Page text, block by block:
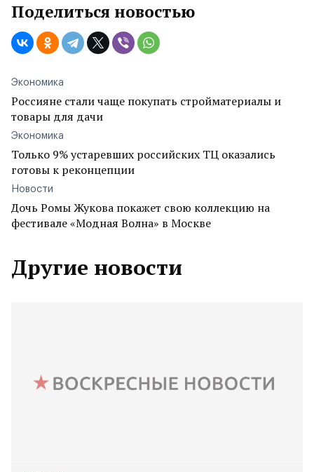
Поделиться новостью
Экономика
Россияне стали чаще покупать стройматериалы и
товары для дачи
Экономика
Только 9% устаревших российских ТЦ оказались
готовы к реконцепции
Новости
Дочь Ромы Жукова покажет свою коллекцию на
фестивале «Модная Волна» в Москве
Другие новости